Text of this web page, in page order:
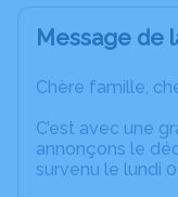
Message de
Chère famille,
C’est avec une
annonçons le
survenu le lundi